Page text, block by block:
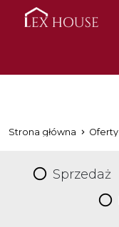
Strona główna Oferty
Sprzedaż